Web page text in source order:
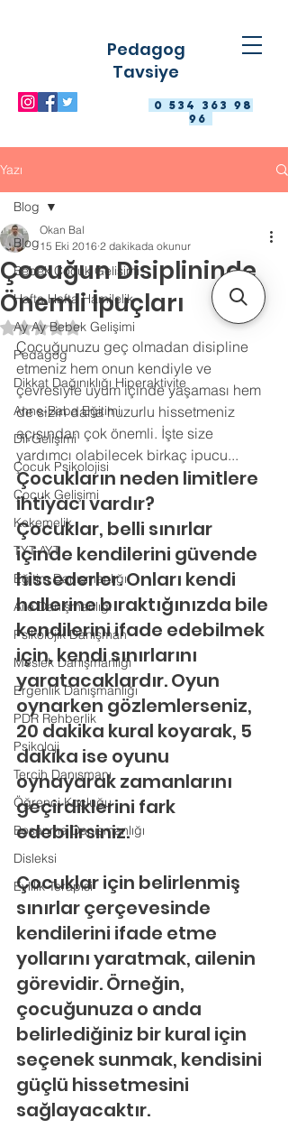
0 534 363 98
96
Pedagog
Tavsiye
Yazı
Blog
Bebek Çocuk Gelişimi
Hafta Hafta Hamilelik
Ay Ay Bebek Gelişimi
Pedagog
Dikkat Dağınıklığı Hiperaktivite
Anne-Baba Eğitimi
Dil Gelişimi
Çocuk Psikolojisi
Çocuk Gelişimi
Kekemelik
TYT-AYT
Eğitim Danışmanlığı
Aile Danışmanlığı
Psikolojik Danışman
Meslek Danışmanlığı
Ergenlik Danışmanlığı
PDR Rehberlik
Psikoloji
Tercih Danışmanı
Öğrenci Koçluğu
Boşanma Danışmanlığı
Disleksi
Evlilik Terapisi
Blog
Çocuğun Disiplininde
Önemli İpuçları
Okan Bal
15 Eki 2016 2 dakikada okunur
5 üzerinden NaN yıldız
Çocuğunuzu geç olmadan disipline
etmeniz hem onun kendiyle ve
çevresiyle uyum içinde yaşaması hem
de sizin daha huzurlu hissetmeniz
açısından çok önemli. İşte size
yardımcı olabilecek birkaç ipucu...
Çocukların neden limitlere
ihtiyacı vardır?
Çocuklar, belli sınırlar
içinde kendilerini güvende
hissederler. Onları kendi
hallerine bıraktığınızda bile
kendilerini ifade edebilmek
için, kendi sınırlarını
yaratacaklardır. Oyun
oynarken gözlemlerseniz,
20 dakika kural koyarak, 5
dakika ise oyunu
oynayarak zamanlarını
geçirdiklerini fark
edebilirsiniz.
Çocuklar için belirlenmiş
sınırlar çerçevesinde
kendilerini ifade etme
yollarını yaratmak, ailenin
görevidir. Örneğin,
çocuğunuza o anda
belirlediğiniz bir kural için
seçenek sunmak, kendisini
güçlü hissetmesini
sağlayacaktır.